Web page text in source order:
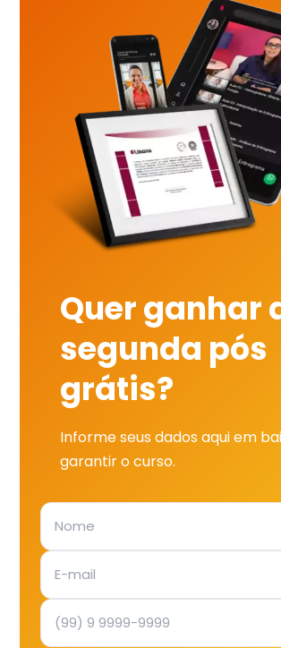
Quer ganhar
segunda pós
grátis?
Informe seus dados aqui em
garantir o curso.